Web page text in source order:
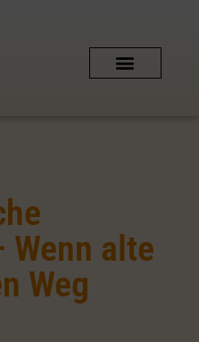
Wenn alte
Weg